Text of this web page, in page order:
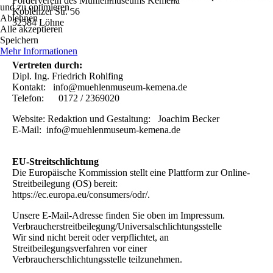
Koblenzer Str. 56
32584 Löhne
Vertreten durch:
Dipl. Ing. Friedrich Rohlfing
Kontakt: info@muehlenmuseum-kemena.de
Telefon: 0172 / 2369020
Website: Redaktion und Gestaltung: Joachim Becker
E-Mail: info@muehlenmuseum-kemena.de
EU-Streitschlichtung
Die Europäische Kommission stellt eine Plattform zur Online-
Streitbeilegung (OS) bereit:
https://ec.europa.eu/consumers/odr/.
Unsere E-Mail-Adresse finden Sie oben im Impressum.
Verbraucherstreitbeilegung/Universalschlichtungsstelle
Wir sind nicht bereit oder verpflichtet, an
Streitbeilegungsverfahren vor einer
Verbraucherschlichtungsstelle teilzunehmen.
und zu optimieren.
Ablehnen
Alle akzeptieren
Speichern
Mehr Informationen